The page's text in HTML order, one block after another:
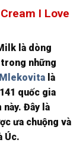
I Love
là dòng
những
Mlekovita là
quốc gia
Đây là
ưa chuộng và
Úc.